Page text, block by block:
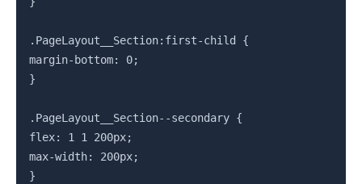
.PageLayout__Section:first-child {
margin-bottom: 0;
}
.PageLayout__Section--secondary {
flex: 1 1 200px;
max-width: 200px;
}